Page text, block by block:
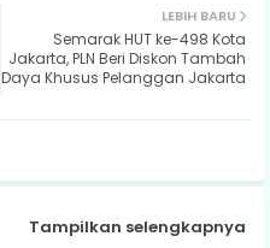
ats
LEBIH BARU
Semarak HUT ke-498 Kota
Jakarta, PLN Beri Diskon Tambah
Daya Khusus Pelanggan Jakarta
Tampilkan selengkapnya